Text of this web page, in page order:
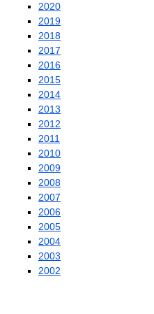
2020
2019
2018
2017
2016
2015
2014
2013
2012
2011
2010
2009
2008
2007
2006
2005
2004
2003
2002